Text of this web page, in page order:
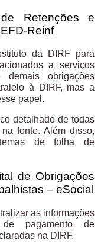
Retenções e
Reinf
da DIRF para
a serviços
demais obrigações
à DIRF, mas a
papel​​.
detalhado de todas
fonte. Além disso,
de folha de
de Obrigações
– eSocial
as informações
de pagamento de
na DIRF​​.